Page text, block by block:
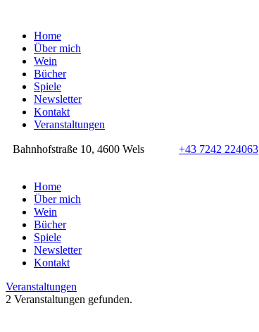
Home
Über mich
Wein
Bücher
Spiele
Newsletter
Kontakt
Veranstaltungen
Bahnhofstraße 10, 4600 Wels +43 7242 224063
Home
Über mich
Wein
Bücher
Spiele
Newsletter
Kontakt
Veranstaltungen
2 Veranstaltungen gefunden.